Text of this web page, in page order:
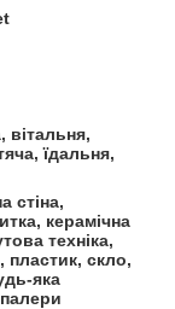
вітальня,
їдальня,
стіна,
керамічна
техніка,
пластик, скло,
яка